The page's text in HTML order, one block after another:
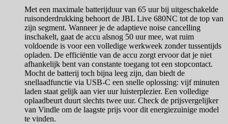
Met een maximale batterijduur van 65 uur bij uitgeschakelde
ruisonderdrukking behoort de JBL Live 680NC tot de top van
zijn segment. Wanneer je de adaptieve noise cancelling
inschakelt, gaat de accu alsnog 50 uur mee, wat ruim
voldoende is voor een volledige werkweek zonder tussentijds
opladen. De efficiëntie van de accu zorgt ervoor dat je niet
afhankelijk bent van constante toegang tot een stopcontact.
Mocht de batterij toch bijna leeg zijn, dan biedt de
snellaadfunctie via USB-C een snelle oplossing: vijf minuten
laden staat gelijk aan vier uur luisterplezier. Een volledige
oplaadbeurt duurt slechts twee uur. Check de prijsvergelijker
van Vindle om de laagste prijs voor dit energiezuinige model
te vinden.